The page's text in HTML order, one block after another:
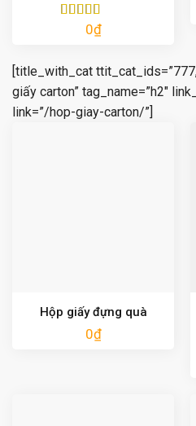
Được xếp
0₫
[title_with_cat
giấy carton” tag_name=”h2″
link=”/hop-giay-carton/”]
Hộp giấy đựng quà
0₫